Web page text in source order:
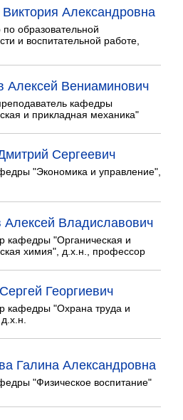
Виктория Александровна
по образовательной
и воспитательной работе,
Алексей Вениаминович
кафедры
и прикладная механика"
Сергеевич
"Экономика и управление",
Алексей Владиславович
кафедры "Органическая и
химия", д.х.н., профессор
Георгиевич
кафедры "Охрана труда и
Галина Александровна
"Физическое воспитание"